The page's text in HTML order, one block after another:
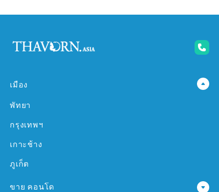
เมือง
พัทยา
กรุงเทพฯ
เกาะช้าง
ภูเก็ต
ขาย คอนโด